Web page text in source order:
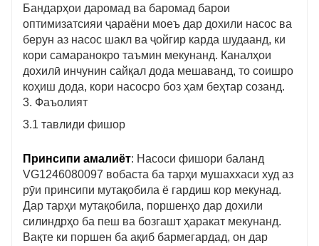
Бандарҳои даромад ва баромад барои
оптимизатсияи ҷараёни моеъ дар дохили насос ва
берун аз насос шакл ва ҷойгир карда шудаанд, ки
кори самаранокро таъмин мекунанд. Каналҳои
дохилӣ инчунин сайқал дода мешаванд, то соишро
коҳиш дода, кори насосро боз ҳам беҳтар созанд.
3. Фаъолият
3.1 тавлиди фишор
Принсипи амалиёт: Насоси фишори баланд
VG1246080097 вобаста ба тарҳи мушаххаси худ аз
рӯи принсипи мутақобила ё гардиш кор мекунад.
Дар тарҳи мутақобила, поршенҳо дар дохили
силиндрҳо ба пеш ва бозгашт ҳаракат мекунанд.
Вақте ки поршен ба ақиб бармегардад, он дар